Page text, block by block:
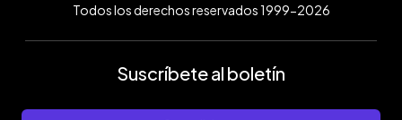
Todos los derechos reservados 1999-2026
Suscríbete al boletín